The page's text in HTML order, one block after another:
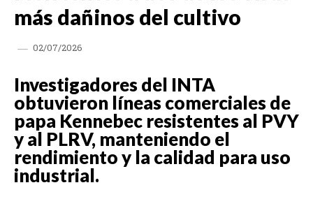
más dañinos del cultivo
02/07/2026
Investigadores del INTA
obtuvieron líneas comerciales de
papa Kennebec resistentes al PVY
y al PLRV, manteniendo el
rendimiento y la calidad para uso
industrial.